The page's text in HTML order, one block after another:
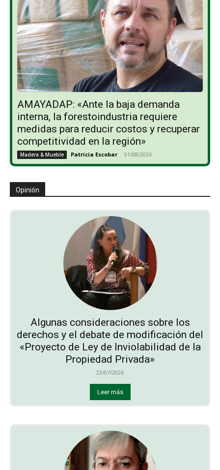
AMAYADAP: «Ante la baja demanda
interna, la forestoindustria requiere
medidas para reducir costos y recuperar
competitividad en la región»
Madera & Mueble Patricia Escobar - 01/08/2026
Opinión
Algunas consideraciones sobre los
derechos y el debate de modificación del
«Proyecto de Ley de Inviolabilidad de la
Propiedad Privada»
23/07/2026
Leer más